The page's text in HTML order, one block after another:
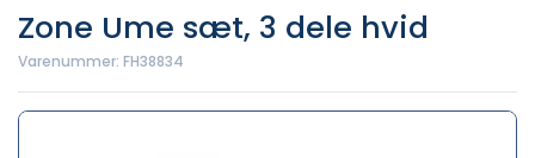
Zone Ume sæt, 3 dele hvid
Varenummer: FH38834